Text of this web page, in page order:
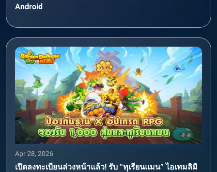
Android
Apr 28, 2026
เปิดลงทะเบียนล่วงหน้าแล้ว! รับ “ทุเรียนแมน” ไอเทมลิมิ